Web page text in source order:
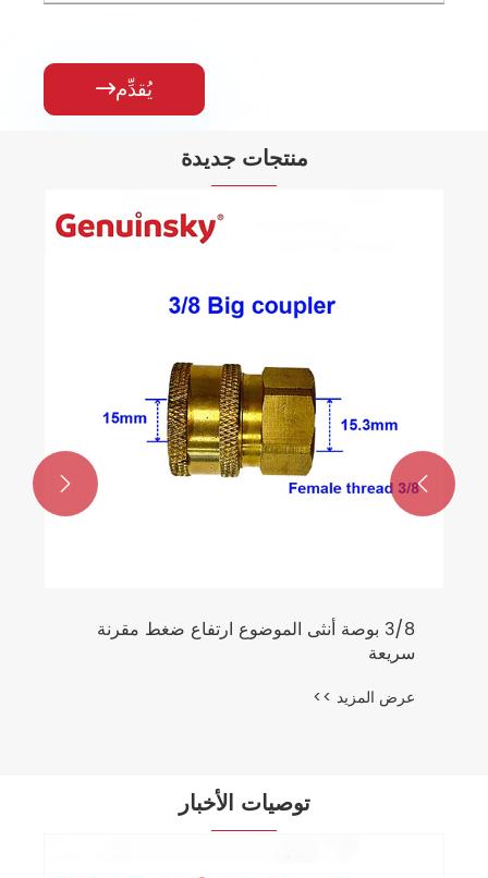
يُقدِّم
منتجات جديدة
3/8 بوصة أنثى الموضوع ارتفاع ضغط مقرنة
سريعة
عرض المزيد >>


توصيات الأخبار